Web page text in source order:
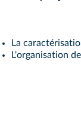
La
L'organisation